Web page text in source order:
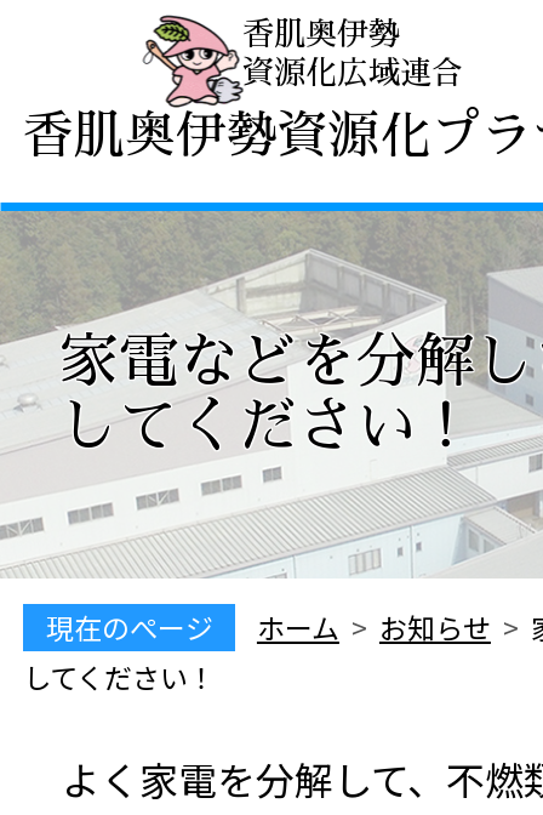
ラザ
香肌奥伊勢
資源化広域連合
香肌奥伊勢資源化プラ
家電などを分解
してください！
現在のぺージ ホーム お知らせ
してください！
よく家電を分解して、不燃